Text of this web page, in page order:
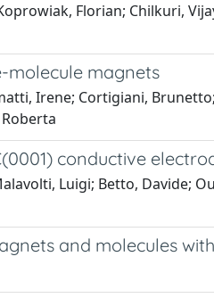
Florian; Chilkuri,
molecule magnets
Irene; Cortigiani,
conductive
Luigi; Betto, Davide;
and molecules